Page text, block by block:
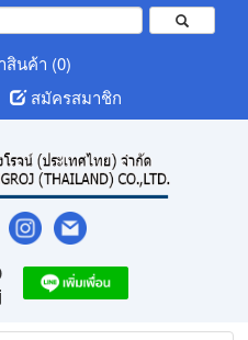
นค้า (0)
สมัครสมาชิก